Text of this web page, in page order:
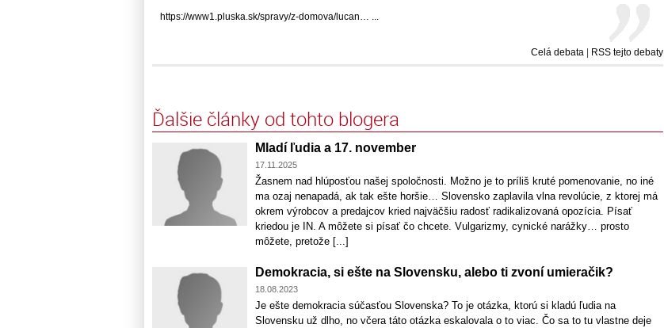
https://www1.pluska.sk/spravy/z-domova/lucan… ...
Celá debata RSS tejto debaty
Ďalšie články od tohto blogera
Mladí ľudia a 17. november
17.11.2025
Žasnem nad hlúposťou našej spoločnosti. Možno je to príliš kruté pomenovanie, no iné
ma ozaj nenapadá, ak tak ešte horšie… Slovensko zaplavila vlna revolúcie, z ktorej má
okrem výrobcov a predajcov kried najväčšiu radosť radikalizovaná opozícia. Písať
kriedou je IN. A môžete si písať čo chcete. Vulgarizmy, cynické narážky… prosto
môžete, pretože [...]
Demokracia, si ešte na Slovensku, alebo ti zvoní umieračik?
18.08.2023
Je ešte demokracia súčasťou Slovenska? To je otázka, ktorú si kladú ľudia na
Slovensku už dlho, no včera táto otázka eskalovala o to viac. Čo sa to tu vlastne deje